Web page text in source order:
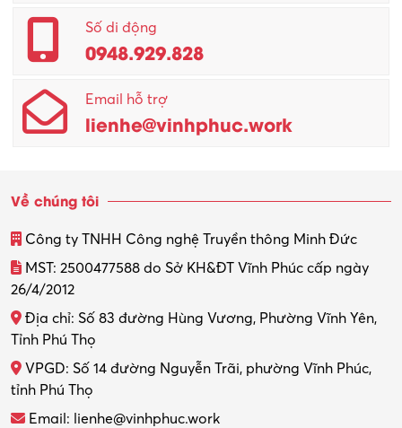
Quản lý – Giám đốc
Quản lý chất lượng – QC
Quản lý sản xuất
Quản trị kinh doanh
Thiết kế nội thất
Thợ máy – Ô tô – Xe máy
Thực tập
Số di động
0948.929.828
Email hỗ trợ
lienhe@vinhphuc.work
Về chúng tôi
Công ty TNHH Công nghệ Truyền thông Minh Đức
MST: 2500477588 do Sở KH&ĐT Vĩnh Phúc cấp ngày
26/4/2012
Địa chỉ: Số 83 đường Hùng Vương, Phường Vĩnh Yên,
Tỉnh Phú Thọ
VPGD: Số 14 đường Nguyễn Trãi, phường Vĩnh Phúc,
tỉnh Phú Thọ
Email: lienhe@vinhphuc.work